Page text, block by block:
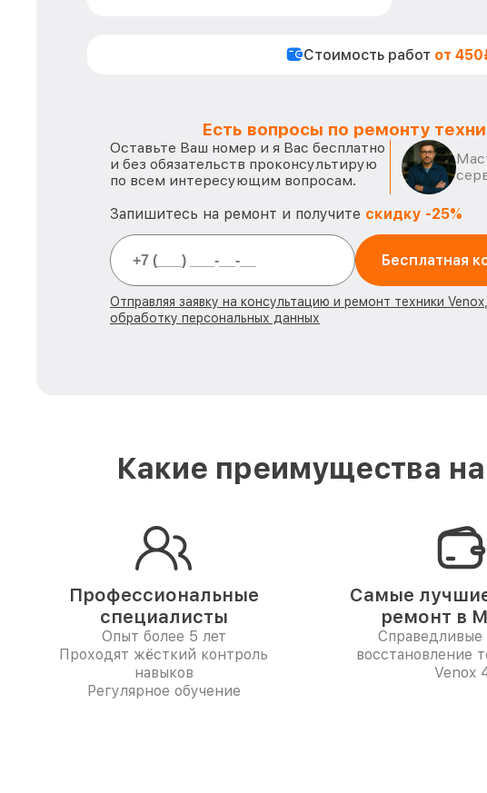
Стоимость работ от
Есть вопросы по ремонту
Оставьте Ваш номер и я Вас бесплатно
и без обязательств проконсультирую
по всем интересующим вопросам.
Запишитесь на ремонт и получите скидку -25%
Бесплатная
Отправляя заявку на консультацию и ремонт техники
обработку персональных данных
Какие преимущества
Профессиональные
специалисты
Опыт более 5 лет
Проходят жёсткий контроль
навыков
Регулярное обучение
Самые
ремонт в
восстановление
Venox